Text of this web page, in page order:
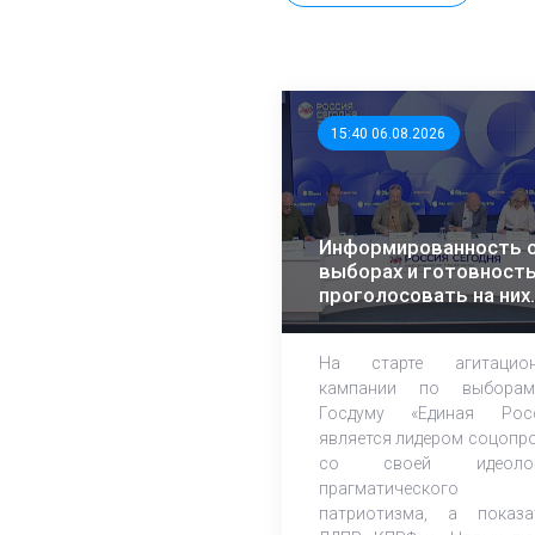
15:40 06.08.2026
Информированность
выборах и готовность
проголосовать на них
растет – эксперты
На старте
кампании по
Госдуму «Единая
является лидером
со своей
прагматического
патриотизма, а